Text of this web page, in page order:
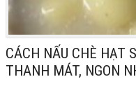
CÁCH NẤU CHÈ HẠT
THANH MÁT, NGON